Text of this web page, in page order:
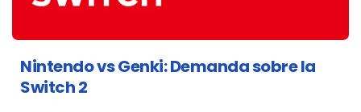
Nintendo vs Genki: Demanda sobre la
Switch 2